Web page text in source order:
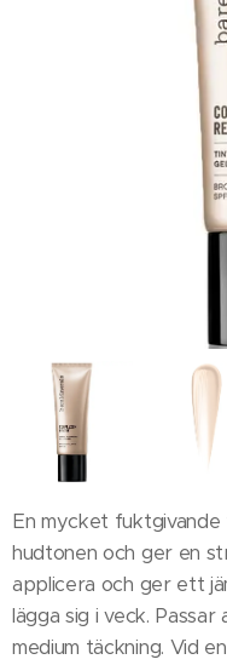
En mycket fuktgivande
hudtonen och ger en
applicera och ger ett
lägga sig i veck.
medium täckning. Vid